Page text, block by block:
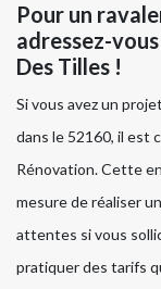
Pour un
adressez-
Des Tilles !
Si vous avez un
dans le 52160, il est
Rénovation. Cette
mesure de réaliser
attentes si vous
pratiquer des tarifs